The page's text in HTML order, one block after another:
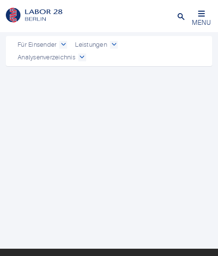
Schließen
MENU
Für Einsender
Leistungen
Analysenverzeichnis